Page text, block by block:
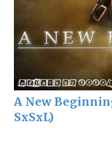
A New
SxSxL)